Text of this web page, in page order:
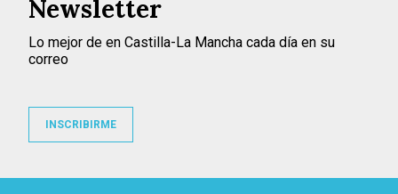
Newsletter
Lo mejor de en Castilla-La Mancha cada día en su
correo
INSCRIBIRME